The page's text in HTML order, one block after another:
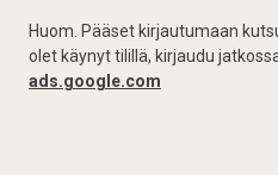
Huom. Pääset kirjautumaan
olet käynyt tilillä, kirjaudu
ads.google.com